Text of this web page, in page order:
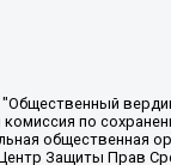
движение "Маяк", Санкт-Петербургская ЛГБТ-инициативная группа "Выход", Инициативная группа ЛГБТ+ "Реверс", Алексеев Андрей Викторович, Бекбулатова Таисия Львовна, Беляев Иван Михайлович, Владыкина Елена Сергеевна, Гельман Марат Александрович, Никульшина Вероника Юрьевна, Толоконникова Надежда Андреевна, Шендерович Виктор Анатольевич, Общество с ограниченной ответственностью "Данное сообщение", Общество с ограниченной ответственностью Издательский дом "Новая глава", Айнбиндер Александра Александровна, Московский комьюнити-центр для ЛГБТ+инициатив, Благотворительный фонд развития филантропии, Deutsche Welle (Германия, Kurt-Schumacher-Strasse 3, 53113 Bonn), Борзунова Мария Михайловна, Воробьев Виктор Викторович, Голубева Анна Львовна, Константинова Алла Михайловна, Малкова Ирина Владимировна, Мурадов Мурад Абдулгалимович, Осетинская Елизавета Николаевна, Понасенков Евгений Николаевич, Ганапольский Матвей Юрьевич, Киселев Евгений Алексеевич, Борухович Ирина Григорьевна, Дремин Иван Тимофеевич,